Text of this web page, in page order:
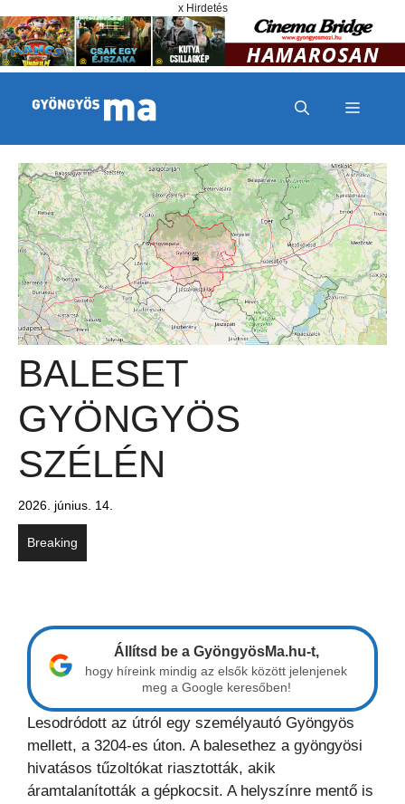
x Hirdetés
MENÜ
BALESET
GYÖNGYÖS
SZÉLÉN
2026. június. 14.
Breaking
Állítsd be a GyöngyösMa.hu-t,
hogy híreink mindig az elsők között jelenjenek
meg a Google keresőben!
Lesodródott az útról egy személyautó Gyöngyös
mellett, a 3204-es úton. A balesethez a gyöngyösi
hivatásos tűzoltókat riasztották, akik
áramtalanították a gépkocsit. A helyszínre mentő is